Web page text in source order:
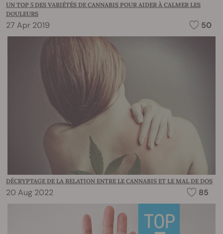
UN TOP 5 DES VARIÉTÉS DE CANNABIS POUR AIDER À CALMER LES
DOULEURS
27 Apr 2019 50
DÉCRYPTAGE DE LA RELATION ENTRE LE CANNABIS ET LE MAL DE DOS
20 Aug 2022 85